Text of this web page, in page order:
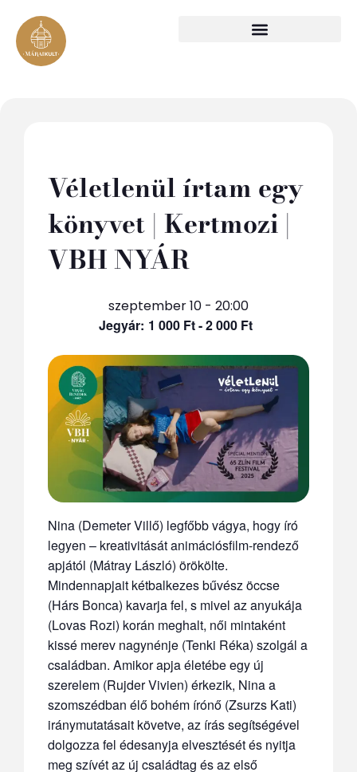
Véletlenül írtam egy
könyvet | Kertmozi |
VBH NYÁR
szeptember 10 - 20:00
1 000 Ft - 2 000 Ft
Nina (Demeter Villő) legfőbb vágya, hogy író
legyen – kreativitását animációsfilm-rendező
apjától (Mátray László) örökölte.
Mindennapjait kétbalkezes bűvész öccse
(Hárs Bonca) kavarja fel, s mivel az anyukája
(Lovas Rozi) korán meghalt, női mintaként
kissé merev nagynénje (Tenki Réka) szolgál a
családban. Amikor apja életébe egy új
szerelem (Rujder Vivien) érkezik, Nina a
szomszédban élő bohém írónő (Zsurzs Kati)
iránymutatásait követve, az írás segítségével
dolgozza fel édesanyja elvesztését és nyitja
meg szívét az új családtag és az első